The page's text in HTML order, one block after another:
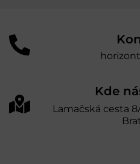
Kde
Lamačská cesta